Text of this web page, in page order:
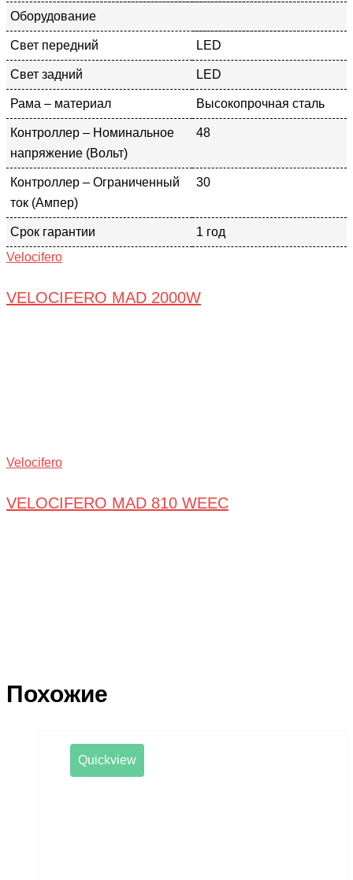
Оборудование
Свет передний LED
Свет задний LED
Рама – материал Высокопрочная сталь
Контроллер – Номинальное
напряжение (Вольт)
48
Контроллер – Ограниченный
ток (Ампер)
30
Срок гарантии
1 год
Velocifero
VELOCIFERO MAD 2000W
Velocifero
VELOCIFERO MAD 810 WEEC
Похожие
Quickview